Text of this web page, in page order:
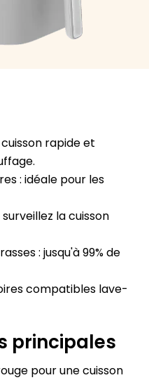
rapide et
: idéale pour les
la cuisson
: jusqu'à 99% de
compatibles lave-
principales
pour une cuisson